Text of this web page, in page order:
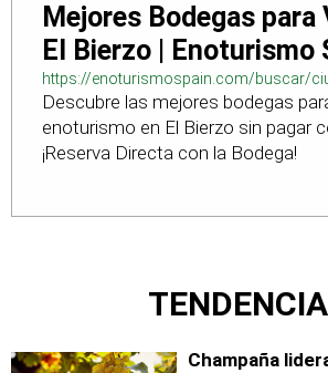
Mejores Bodegas para
El Bierzo | Enoturismo
https://enoturismospain.com/buscar/
bodegas-en-leon
Descubre las mejores bodegas
enoturismo en El Bierzo sin pagar
¡Reserva Directa con la Bodega!
Champaña